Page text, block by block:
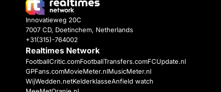
Innovatieweg 20C
7007 CD, Doetinchem, Netherlands
+31(315)-764002
Realtimes Network
FootballCritic.comFootballTransfers.comFCUpdate.nl
GPFans.comMovieMeter.nlMusicMeter.nl
WijWedden.netKelderklasseAnfield watch